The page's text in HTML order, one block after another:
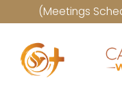
(Meetings